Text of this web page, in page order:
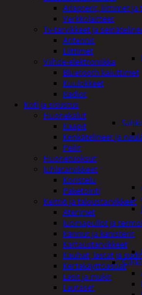
Adapterit, liittimet ja
Verkkolaitteet
Tv-tarvikkeet ja
Antennit
Liittimet
Viihde-elektroniikka
Bluetooth kaiuttimet
Kuulokkeet
Radiot
Koti ja sisustus
Huonekalut
Kaapit
Kenkätelineet ja
Peilit
Huonetuoksut
Juhlatarvikkeet
Koristelu
Paketointi
Keittiö ja taloustarvikkeet
Aterimet
Juomapullot ja
Kannut ja kanisterit
Kattaustarvikkeet
Kauhat, lastat ja sudit
Kertakäyttöastiat
Lasit ja mukit
Lautaset